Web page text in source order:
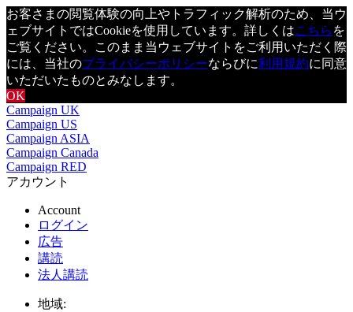
お客さまの閲覧体験の向上やトラフィック解析のため、当ウ
ェブサイトではCookieを使用しています。詳しくはこちら を
ご覧ください。このまま当ウェブサイトをご利用いただく際
には、当社のプライバシーポリシーならびに利用規約に同意
いただいたものとみなします。
OK
Campaign UK
Campaign US
Campaign ASIA
Campaign Canada
Campaign RED
アカウント
Account
ログイン
広告
講読
法人講読
地域: